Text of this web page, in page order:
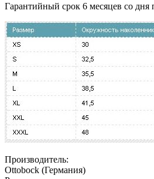
Гарантийный срок 6 месяцев со дня
Производитель:
Ottobock (Германия)